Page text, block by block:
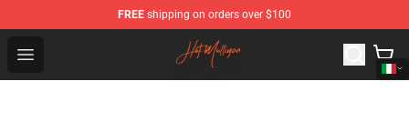
FREE shipping on orders over $100
Open menu
Hot Mulligan Shop - Official Hot Mulligan Merchandise